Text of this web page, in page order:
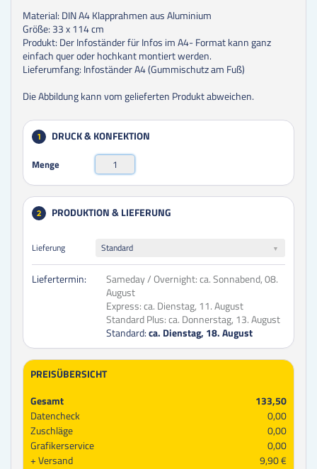
Material: DIN A4 Klapprahmen aus Aluminium
Größe: 33 x 114 cm
Produkt: Der Infoständer für Infos im A4- Format kann ganz
einfach quer oder hochkant montiert werden.
Lieferumfang: Infoständer A4 (Gummischutz am Fuß)
Die Abbildung kann vom gelieferten Produkt abweichen.
1 DRUCK & KONFEKTION
Menge
2 PRODUKTION & LIEFERUNG
Lieferung Standard
Liefertermin: Sameday / Overnight:ca. Sonnabend, 08.
August
Express:ca. Dienstag, 11. August
Standard Plus:ca. Donnerstag, 13. August
Standard:ca. Dienstag, 18. August
PREISÜBERSICHT
Gesamt
133,50
Datencheck
0,00
Zuschläge
0,00
Grafikerservice
0,00
Versand
9,90 €